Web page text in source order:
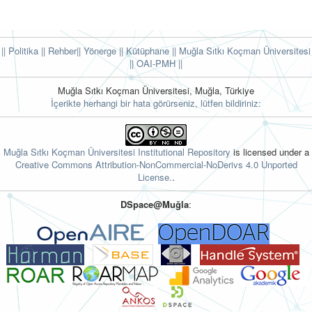
|| Politika || Rehber|| Yönerge|| Kütüphane|| Muğla Sıtkı Koçman Üniversitesi
||OAI-PMH ||
Muğla Sıtkı Koçman Üniversitesi, Muğla, Türkiye
İçerikte herhangi bir hata görürseniz, lütfen bildiriniz:
Muğla Sıtkı Koçman Üniversitesi Institutional Repositoryis licensed under a
Creative Commons Attribution-NonCommercial-NoDerivs 4.0 Unported
License..
DSpace@Muğla: